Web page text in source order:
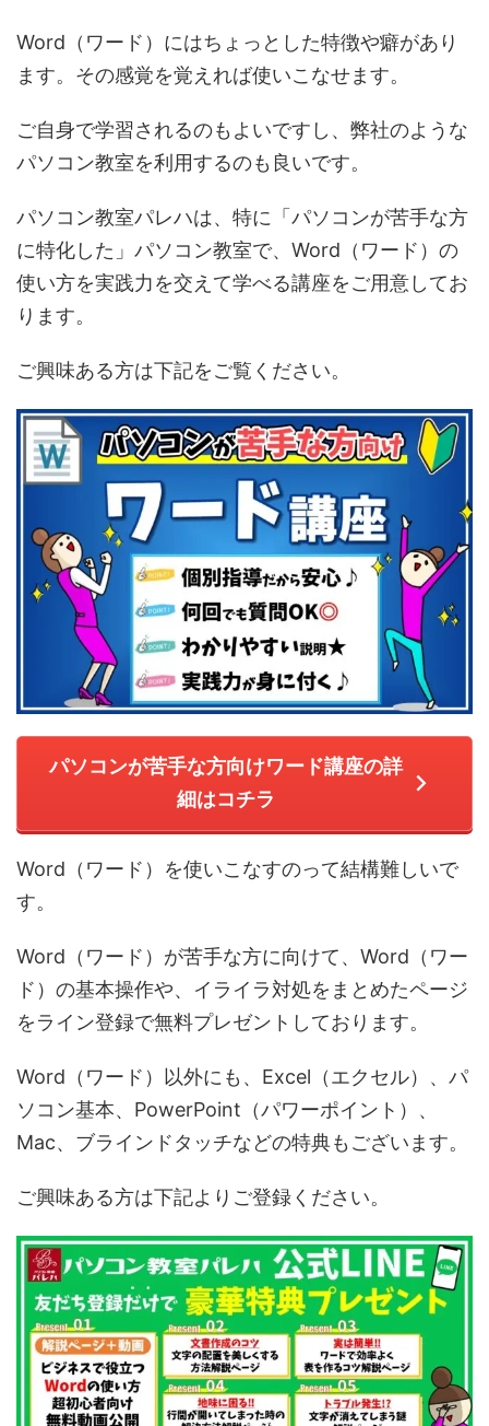
Word（ワード）にはちょっとした特徴や癖があり
ます。その感覚を覚えれば使いこなせます。
ご自身で学習されるのもよいですし、弊社のような
パソコン教室を利用するのも良いです。
パソコン教室パレハは、特に「パソコンが苦手な方
に特化した」パソコン教室で、Word（ワード）の
使い方を実践力を交えて学べる講座をご用意してお
ります。
ご興味ある方は下記をご覧ください。
パソコンが苦手な方向けワード講座の詳
細はコチラ
Word（ワード）を使いこなすのって結構難しいで
す。
Word（ワード）が苦手な方に向けて、Word（ワー
ド）の基本操作や、イライラ対処をまとめたページ
をライン登録で無料プレゼントしております。
Word（ワード）以外にも、Excel（エクセル）、パ
ソコン基本、PowerPoint（パワーポイント）、
Mac、ブラインドタッチなどの特典もございます。
ご興味ある方は下記よりご登録ください。